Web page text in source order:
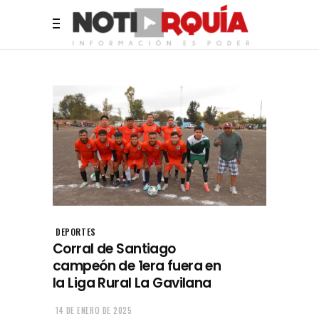
DEPORTES
Corral de Santiago
campeón de 1era fuera en
la Liga Rural La Gavilana
14 DE ENERO DE 2025